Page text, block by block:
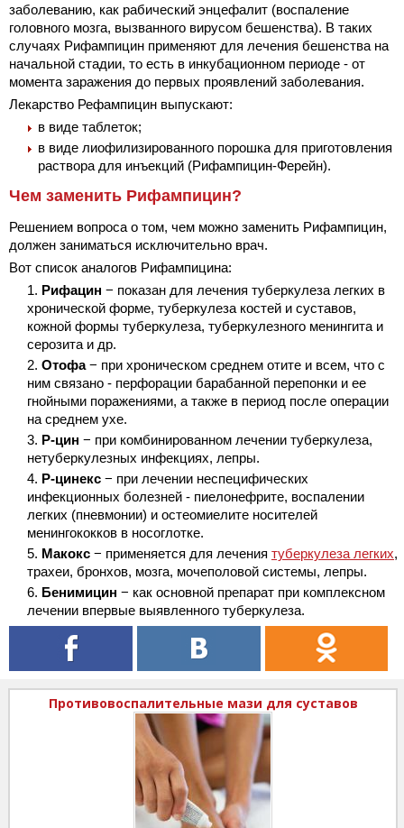
заболеванию, как рабический энцефалит (воспаление
головного мозга, вызванного вирусом бешенства). В таких
случаях Рифампицин применяют для лечения бешенства на
начальной стадии, то есть в инкубационном периоде - от
момента заражения до первых проявлений заболевания.
Лекарство Рефампицин выпускают:
в виде таблеток;
в виде лиофилизированного порошка для приготовления
раствора для инъекций (Рифампицин-Ферейн).
Чем заменить Рифампицин?
Решением вопроса о том, чем можно заменить Рифампицин,
должен заниматься исключительно врач.
Вот список аналогов Рифампицина:
Рифацин − показан для лечения туберкулеза легких в
хронической форме, туберкулеза костей и суставов,
кожной формы туберкулеза, туберкулезного менингита и
серозита и др.
Отофа− при хроническом среднем отите и всем, что с
ним связано - перфорации барабанной перепонки и ее
гнойными поражениями, а также в период после операции
на среднем ухе.
Р-цин − при комбинированном лечении туберкулеза,
нетуберкулезных инфекциях, лепры.
Р-цинекс − при лечении неспецифических
инфекционных болезней - пиелонефрите, воспалении
легких (пневмонии) и остеомиелите носителей
менингококков в носоглотке.
Макокс − применяется для лечения туберкулеза легких,
трахеи, бронхов, мозга, мочеполовой системы, лепры.
Бенимицин − как основной препарат при комплексном
лечении впервые выявленного туберкулеза.
Противовоспалительные мази для суставов